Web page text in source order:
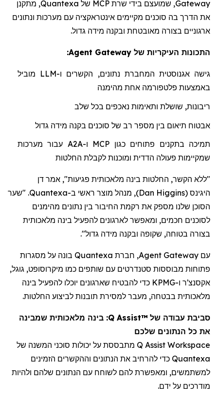
Gateway, שמועצם בידי שרת MCP של Quantexa, מתקנן
את הדרך בה סוכנים מקיימים אינטראקציה עם מערכות ונתונים
ארגוניים בצורה מאובטחת ובקנה מידה גדול.
התכונות העיקריות של Agent Gateway:
גישה אגנוסטית המחברת נתונים, הקשרים ו-LLM מוביל
באמצעות פלטפורמה אחת מהימנה
ריבונות, שושלת ותאימות נאכפים בכל שלב
אבטוח תיאום בין מספר רב של סוכנים בקנה מידה גדול
תמיכה בתקנים פתוחים כגון MCP ו-A2A עבור מערכות
שמקיימות פעולה הדדית ומוכנות לקבלת החלטות
"ללא הקשר, החלטות בינה מלאכותית פגיעות", אמר דן
היגינס (
Dan Higgins
)
, מנהל מוצר ראשי ב-Quantexa. "שער
הסוכן שלנו מספק את רקמת החיבור בין נתונים מהימנים
לסוכנים חכמים, ומאפשר לארגונים להפעיל בינה מלאכותית
בצורה בטוחה, שקופה ובקנה מידה גדול".
עם Agent Gateway, חברת
Quantexa בונה על מסגרות
פתוחות מבוססות סטנדרטים עם שותפים כמו מיקרוסופט, גוגל,
אקסנצ'ר ו-KPMG כדי להבטיח שארגונים יוכלו להפעיל בינה
מלאכותית בבטחה, מעבר למסירת תובנות לביצוע החלטות.
סביבת עבודה של Q Assist™: בינה מלאכותית שמבינה
את כל הנתונים שלכם
Q Assist Workspace מתבססת על יכולות סוכני המשנה של
Quantexa כדי להרחיב את הנתונים וההקשרים הזמינים
למשתמשים, ומאפשרת להם לשוחח עם הנתונים שלהם ולהיות
מודרכים על ידם.